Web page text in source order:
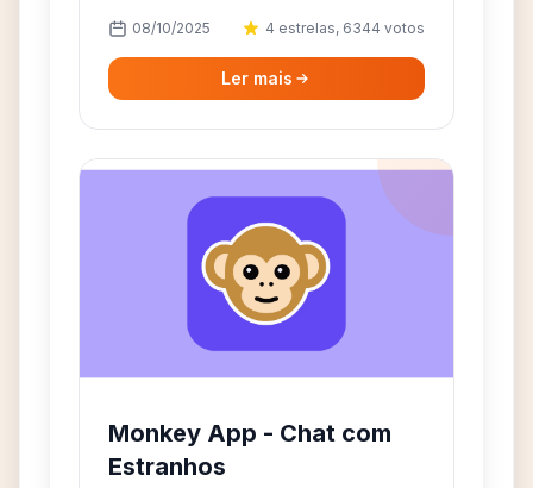
08/10/2025 4 estrelas, 6344 votos
Ler mais
Monkey App - Chat com
Estranhos